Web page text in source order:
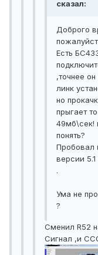
сказал:
Доброго
Есть
,точнее
линк
но
прыгает
49мб\сек!
понять?
Пробовал
версии
.
Ума не
?
Сменил R52
Сигнал ,и